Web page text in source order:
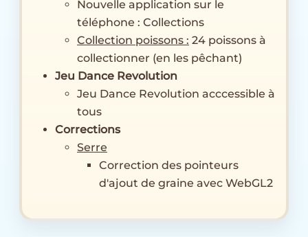
Nouvelle application sur le
téléphone : Collections
Collection poissons : 24 poissons à
collectionner (en les pêchant)
Jeu Dance Revolution
Jeu Dance Revolution acccessible à
tous
Corrections
Serre
Correction des pointeurs
d'ajout de graine avec WebGL2